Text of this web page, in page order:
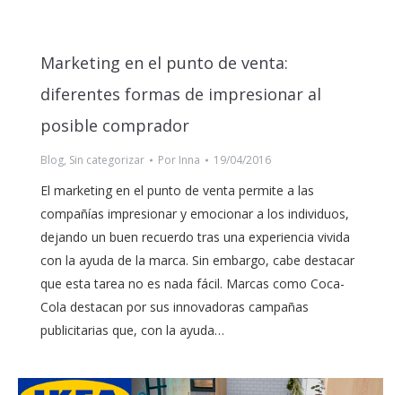
Marketing en el punto de venta:
diferentes formas de impresionar al
posible comprador
Blog, Sin categorizar Por Inna 19/04/2016
El marketing en el punto de venta permite a las
compañías impresionar y emocionar a los individuos,
dejando un buen recuerdo tras una experiencia vivida
con la ayuda de la marca. Sin embargo, cabe destacar
que esta tarea no es nada fácil. Marcas como Coca-
Cola destacan por sus innovadoras campañas
publicitarias que, con la ayuda…